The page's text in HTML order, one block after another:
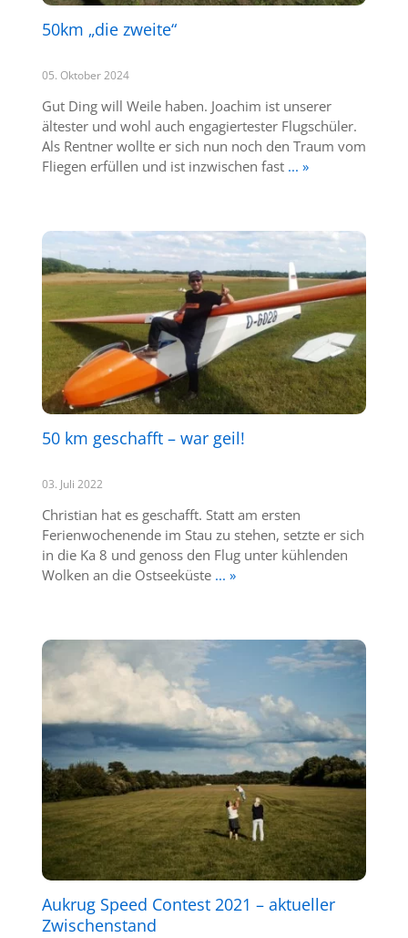
50km „die zweite“
05. Oktober 2024
Gut Ding will Weile haben. Joachim ist unserer
ältester und wohl auch engagiertester Flugschüler.
Als Rentner wollte er sich nun noch den Traum vom
Fliegen erfüllen und ist inzwischen fast... »
50 km geschafft – war geil!
03. Juli 2022
Christian hat es geschafft. Statt am ersten
Ferienwochenende im Stau zu stehen, setzte er sich
in die Ka 8 und genoss den Flug unter kühlenden
Wolken an die Ostseeküste... »
Aukrug Speed Contest 2021 – aktueller
Zwischenstand